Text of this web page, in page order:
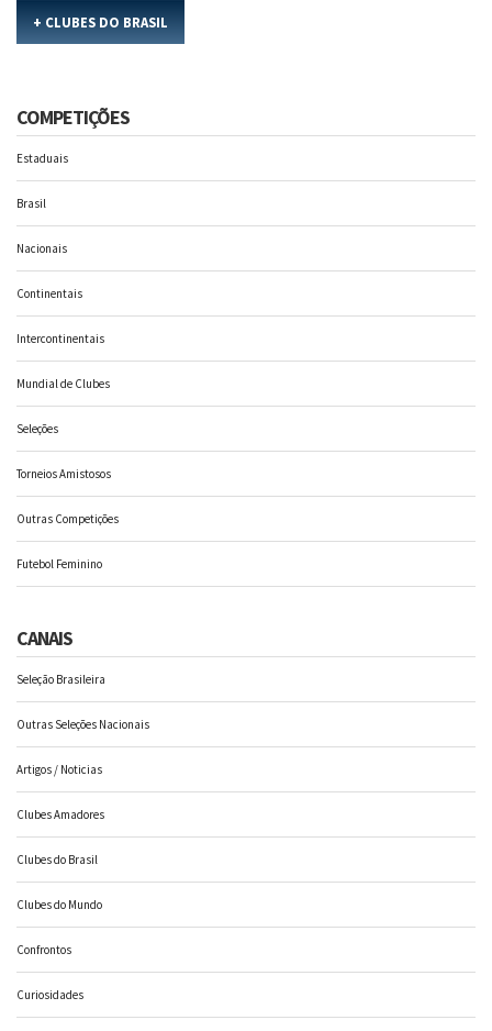
+ CLUBES DO BRASIL
COMPETIÇÕES
Estaduais
Brasil
Nacionais
Continentais
Intercontinentais
Mundial de Clubes
Seleções
Torneios Amistosos
Outras Competições
Futebol Feminino
CANAIS
Seleção Brasileira
Outras Seleções Nacionais
Artigos / Noticias
Clubes Amadores
Clubes do Brasil
Clubes do Mundo
Confrontos
Curiosidades